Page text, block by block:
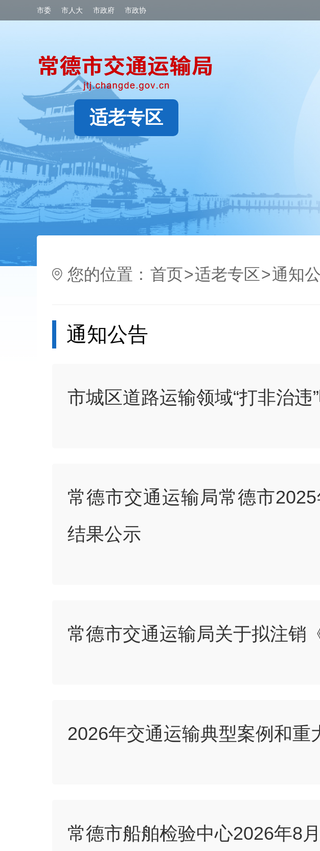
市委 市人大 市政府 市政协
适老专区
您的位置： 首页>适老专区>通知
通知公告
市城区道路运输领域“打非治违
常德市交通运输局常德市
结果公示
常德市交通运输局关于拟注销
2026年交通运输典型案例和重
常德市船舶检验中心2026年8